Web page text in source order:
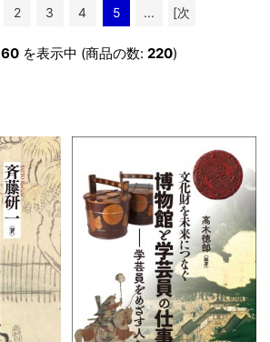
2 3 4 5 ...
[次
60 を表示中 (商品の数: 220)